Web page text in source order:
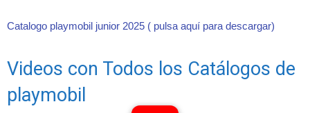
Catalogo playmobil junior 2025 ( pulsa aquí para descargar)
Videos con Todos los Catálogos de
playmobil